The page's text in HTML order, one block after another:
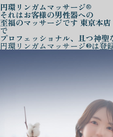
円環リンガムマッサージ®
それはお客様の男性器への
至福のマッサージです 東京本
で
プロフェッショナル、且つ神聖
円環リンガムマッサージ®は登